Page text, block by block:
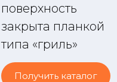
поверхность
закрыта планкой
типа «гриль»
Получить каталог